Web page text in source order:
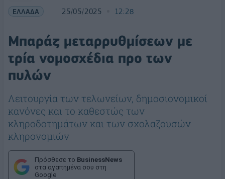
ΕΛΛΑΔΑ 25/05/2025 12:28
Μπαράζ μεταρρυθμίσεων με
τρία νομοσχέδια προ των
πυλών
Λειτουργία των τελωνείων, δημοσιονομικοί
κανόνες και το καθεστώς των
κληροδοτημάτων και των σχολαζουσών
κληρονομιών
Πρόσθεσε το BusinessNews
στα αγαπημένα σου στη
Google